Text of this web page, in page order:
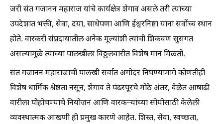
जरी संत गजानन महाराज यांचे कार्यक्षेत्र शेगाव असले तरी त्यांच्या
उपदेशात भक्ती, सेवा, दया, साधेपणा आणि ईश्वरनिष्ठा यांना सर्वोच्च स्थान
होते. वारकरी संप्रदायातील अनेक मूल्यांशी त्यांची शिकवण सुसंगत
असल्यामुळे त्यांच्या पालखीला विठ्ठलवारीत विशेष मान मिळतो.
संत गजानन महाराजांची पालखी सर्वात अगोदर निघण्यामागे कोणतीही
विशेष धार्मिक श्रेष्ठता नसून, शेगाव ते पंढरपूरचे मोठे अंतर, वेळेत आषाढी
वारीला पोहोचण्याचे नियोजन आणि वारकऱ्यांच्या सोयीसाठी केलेली
व्यवस्थात्मक आखणी ही प्रमुख कारणे आहेत. शिस्त, सेवा, स्वच्छता,